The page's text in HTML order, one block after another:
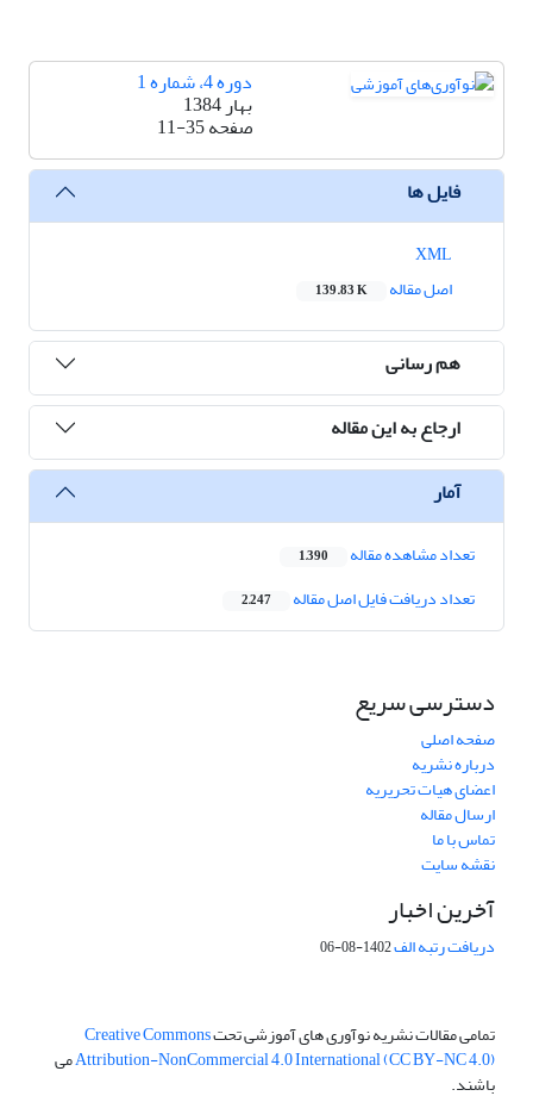
دوره 4، شماره 1
بهار 1384
صفحه11-35
فایل ها
اصل مقاله
139.83 K
هم رسانی
ارجاع به این مقاله
آمار
تعداد مشاهده مقاله 1,390
تعداد دریافت فایل اصل مقاله 2,247
دسترسی سریع
صفحه اصلی
درباره نشریه
اعضای هیات تحریریه
ارسال مقاله
تماس با ما
نقشه سایت
آخرین اخبار
دریافت رتبه الف1402-08-06
تمامی مقالات نشریه نوآوری های آموزشی تحتCreative Commons
Attribution-NonCommercial 4.0 International (CC BY-NC 4.0)می
باشند.